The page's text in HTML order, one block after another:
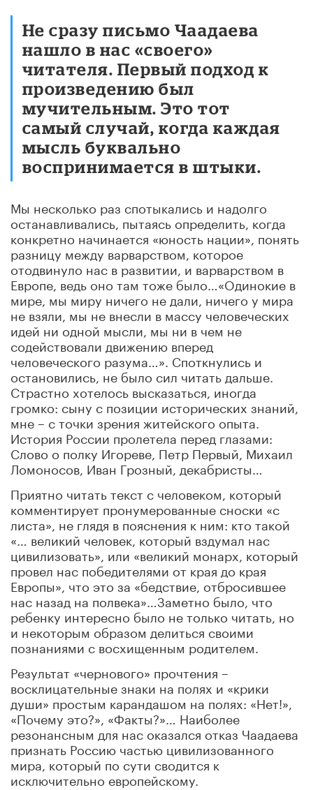
Не сразу письмо Чаадаева
нашло в нас «своего»
читателя. Первый подход к
произведению был
мучительным. Это тот
самый случай, когда каждая
мысль буквально
воспринимается в штыки.
Мы несколько раз спотыкались и надолго
останавливались, пытаясь определить, когда
конкретно начинается «юность нации», понять
разницу между варварством, которое
отодвинуло нас в развитии, и варварством в
Европе, ведь оно там тоже было…«Одинокие в
мире, мы миру ничего не дали, ничего у мира
не взяли, мы не внесли в массу человеческих
идей ни одной мысли, мы ни в чем не
содействовали движению вперед
человеческого разума…». Споткнулись и
остановились, не было сил читать дальше.
Страстно хотелось высказаться, иногда
громко: сыну с позиции исторических знаний,
мне – с точки зрения житейского опыта.
История России пролетела перед глазами:
Слово о полку Игореве, Петр Первый, Михаил
Ломоносов, Иван Грозный, декабристы…
Приятно читать текст с человеком, который
комментирует пронумерованные сноски «с
листа», не глядя в пояснения к ним: кто такой
«… великий человек, который вздумал нас
цивилизовать», или «великий монарх, который
провел нас победителями от края до края
Европы», что это за «бедствие, отбросившее
нас назад на полвека»…Заметно было, что
ребенку интересно было не только читать, но
и некоторым образом делиться своими
познаниями с восхищенным родителем.
Результат «чернового» прочтения –
восклицательные знаки на полях и «крики
души» простым карандашом на полях: «Нет!»,
«Почему это?», «Факты?»… Наиболее
резонансным для нас оказался отказ Чаадаева
признать Россию частью цивилизованного
мира, который по сути сводится к
исключительно европейскому.